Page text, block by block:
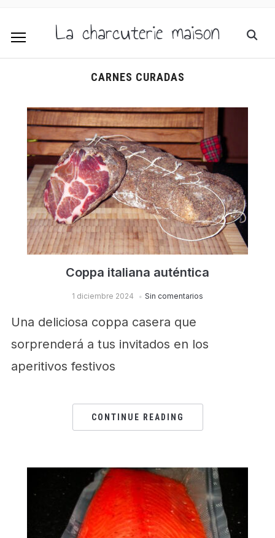
La charcuterie maison
CARNES CURADAS
Coppa italiana auténtica
1 diciembre 2024 Sin comentarios
Una deliciosa coppa casera que
sorprenderá a tus invitados en los
aperitivos festivos
CONTINUE READING